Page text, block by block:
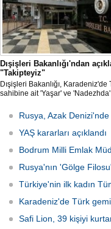
Dışişleri Bakanlığı'ndan
"Takipteyiz"
Dışişleri Bakanlığı, Karadeniz'de
sahibine ait 'Yaşar' ve
araçlarıyla gerçekleştirilen
yaralanan personelin sağlık
güvenliğinin yakından takip
Rusya, Azak
YAŞ kararları açıklandı
Bodrum Milli Emlak
Rusya'nın 'Gölge
Türkiye'nin ilk kadın
Karadeniz'de Türk
Safi Lion, 39 kişiyi